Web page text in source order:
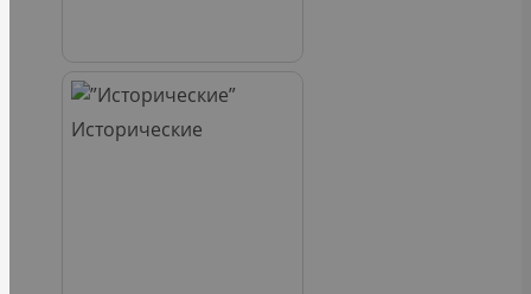
Исторические